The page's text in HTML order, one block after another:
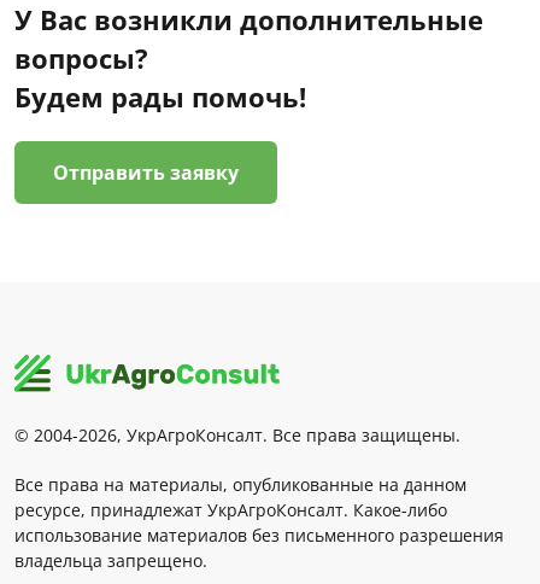
У Вас возникли дополнительные
вопросы?
Будем рады помочь!
Отправить заявку
© 2004-2026, УкрАгроКонсалт. Все права защищены.
Все права на материалы, опубликованные на данном
ресурсе, принадлежат УкрАгроКонсалт. Какое-либо
использование материалов без письменного разрешения
владельца запрещено.